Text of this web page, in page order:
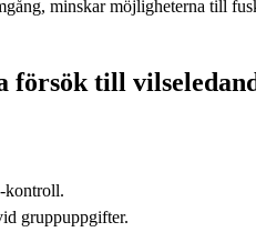
minskar möjligheterna till
försök till
kontroll.
gruppuppgifter.